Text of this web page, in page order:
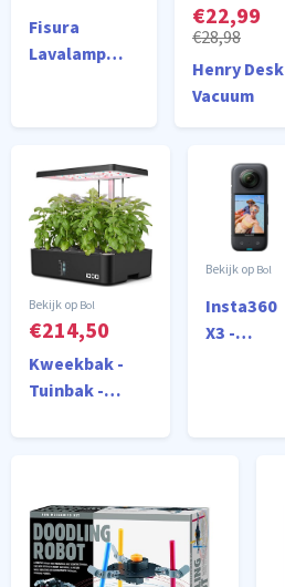
Fisura
Lavalamp
Vloeistof
€22,99
€28,98
Henry Desk
Vacuum
Bol
€214,50
Kweekbak -
Tuinbak -
Kruidentuinkit
- Led-
Groeilicht
voor
Bol
Insta360
X3 -